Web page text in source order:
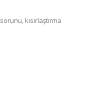
kısırlaştırma